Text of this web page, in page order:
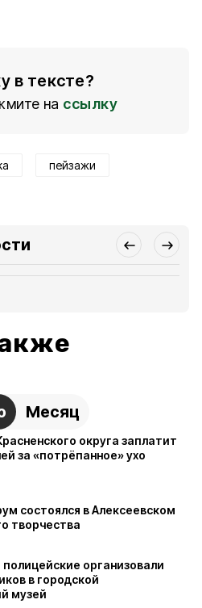
в тексте?
на ссылку
пейзажи
Месяц
округа заплатит
за «потрёпанное» ухо
состоялся в Алексеевском
творчества
организовали
в городской
музей